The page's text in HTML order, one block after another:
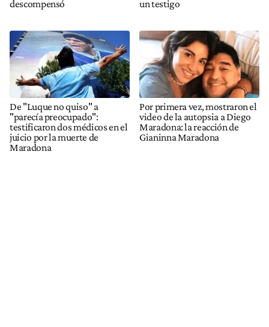
descompensó un testigo
De "Luque no quiso" a
"parecía preocupado":
testificaron dos médicos en el
juicio por la muerte de
Maradona
Por primera vez, mostraron el
video de la autopsia a Diego
Maradona: la reacción de
Gianinna Maradona